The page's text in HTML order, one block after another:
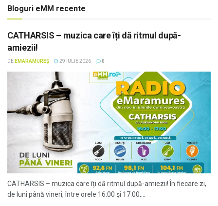
Bloguri eMM recente
CATHARSIS – muzica care îți dă ritmul după-
amiezii!
DE EMARAMUREȘ 29 IULIE 2026 0
CATHARSIS – muzica care îți dă ritmul după-amiezii! În fiecare zi,
de luni până vineri, între orele 16:00 și 17:00,...